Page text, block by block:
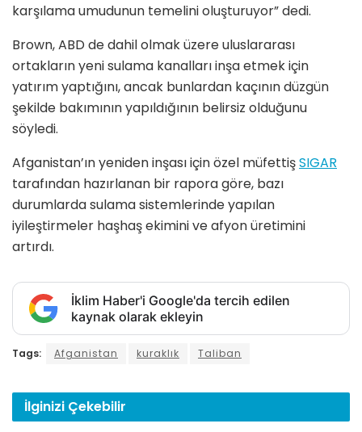
karşılama umudunun temelini oluşturuyor” dedi.
Brown, ABD de dahil olmak üzere uluslararası
ortakların yeni sulama kanalları inşa etmek için
yatırım yaptığını, ancak bunlardan kaçının düzgün
şekilde bakımının yapıldığının belirsiz olduğunu
söyledi.
Afganistan’ın yeniden inşası için özel müfettişSIGAR
tarafından hazırlanan bir rapora göre, bazı
durumlarda sulama sistemlerinde yapılan
iyileştirmeler haşhaş ekimini ve afyon üretimini
artırdı.
İklim Haber'i Google'da tercih edilen
kaynak olarak ekleyin
Tags: Afganistan kuraklık Taliban
İlginizi Çekebilir